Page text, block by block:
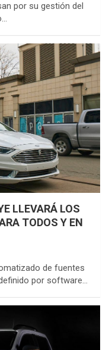
por su gestión del
LLEVARÁ LOS
TODOS Y EN
de fuentes
por software…